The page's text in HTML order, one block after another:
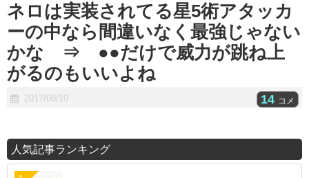
e
ネロは実装されてる星5術アタッカ
ーの中なら間違いなく最強じゃない
かな ⇒ ●●だけで威力が跳ね上
がるのもいいよね
2017/08/10 14 コメ
人気記事ランキング